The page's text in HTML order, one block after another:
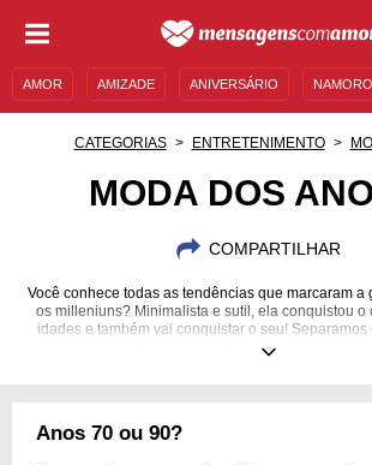
AMOR AMIZADE ANIVERSÁRIO NAMORO
CATEGORIAS ENTRETENIMENTO
MODA DOS
COMPARTILHAR
Você conhece todas as tendências que marcaram a
os milleniuns? Minimalista e sutil, ela conquistou o
idades e também vai conquistar o seu!
você os maiores ícones da moda dessa
Anos 70 ou 90?